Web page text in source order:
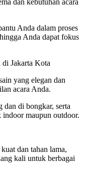
Anda dalam proses
Anda dapat fokus
yang elegan dan
acara Anda.
dan di bongkar, serta
indoor maupun outdoor.
dan tahan lama,
kali untuk berbagai